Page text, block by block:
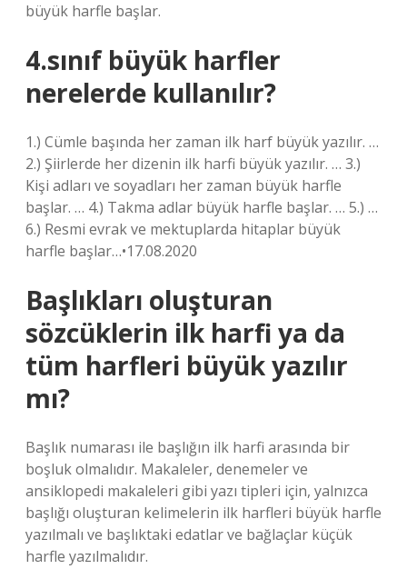
büyük harfle başlar.
4.sınıf büyük harfler
nerelerde kullanılır?
1.) Cümle başında her zaman ilk harf büyük yazılır. …
2.) Şiirlerde her dizenin ilk harfi büyük yazılır. … 3.)
Kişi adları ve soyadları her zaman büyük harfle
başlar. … 4.) Takma adlar büyük harfle başlar. … 5.) …
6.) Resmi evrak ve mektuplarda hitaplar büyük
harfle başlar…•17.08.2020
Başlıkları oluşturan
sözcüklerin ilk harfi ya da
tüm harfleri büyük yazılır
mı?
Başlık numarası ile başlığın ilk harfi arasında bir
boşluk olmalıdır. Makaleler, denemeler ve
ansiklopedi makaleleri gibi yazı tipleri için, yalnızca
başlığı oluşturan kelimelerin ilk harfleri büyük harfle
yazılmalı ve başlıktaki edatlar ve bağlaçlar küçük
harfle yazılmalıdır.